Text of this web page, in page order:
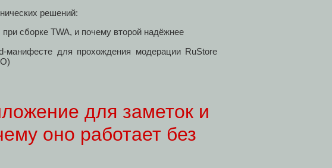
решений:
сборке TWA, и почему второй надёжнее
манифесте для прохождения модерации RuStore
для заметок и
оно работает без